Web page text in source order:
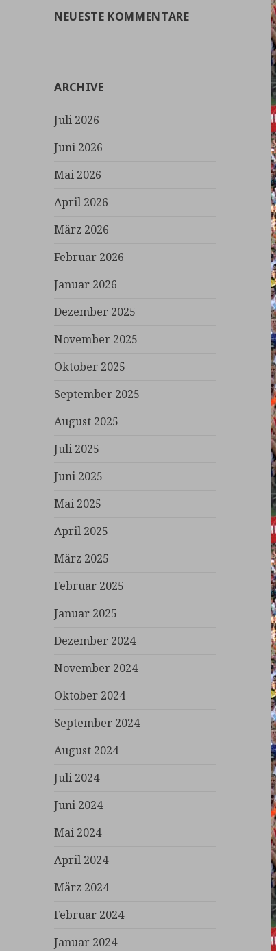
NEUESTE KOMMENTARE
ARCHIVE
Juli 2026
Juni 2026
Mai 2026
April 2026
März 2026
Februar 2026
Januar 2026
Dezember 2025
November 2025
Oktober 2025
September 2025
August 2025
Juli 2025
Juni 2025
Mai 2025
April 2025
März 2025
Februar 2025
Januar 2025
Dezember 2024
November 2024
Oktober 2024
September 2024
August 2024
Juli 2024
Juni 2024
Mai 2024
April 2024
März 2024
Februar 2024
Januar 2024